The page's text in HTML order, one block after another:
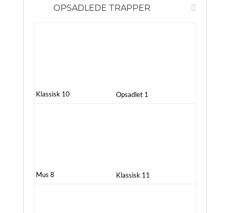
OPSADLEDE TRAPPER
Klassisk 10 Opsadlet 1
Mus 8 Klassisk 11